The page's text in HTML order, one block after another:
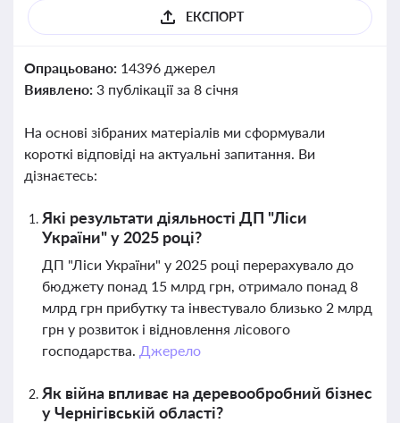
ЕКСПОРТ
Опрацьовано: 14396 джерел
Виявлено: 3 публікації за 8 січня
На основі зібраних матеріалів ми сформували
короткі відповіді на актуальні запитання. Ви
дізнаєтесь:
Які результати діяльності ДП "Ліси
України" у 2025 році?
ДП "Ліси України" у 2025 році перерахувало до
бюджету понад 15 млрд грн, отримало понад 8
млрд грн прибутку та інвестувало близько 2 млрд
грн у розвиток і відновлення лісового
господарства. Джерело
Як війна впливає на деревообробний бізнес
у Чернігівській області?